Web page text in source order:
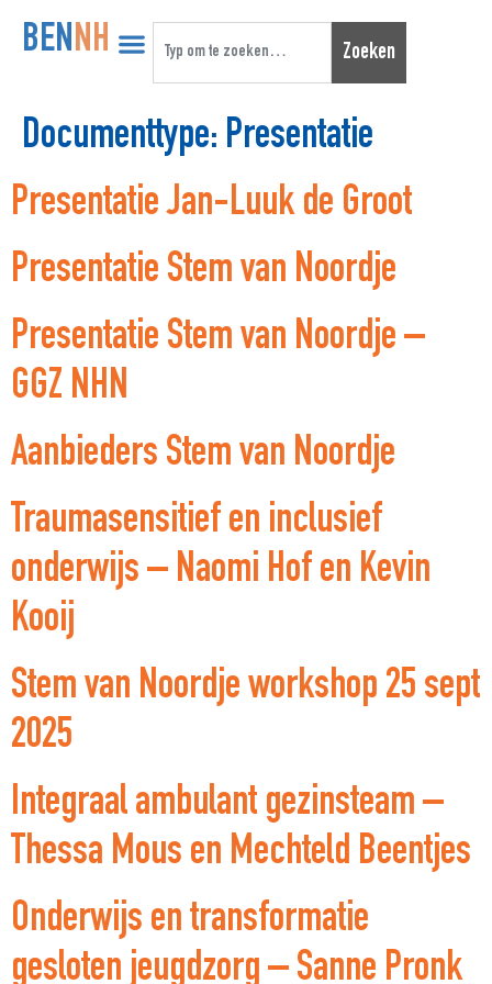
BENNH Zoeken
Documenttype: Presentatie
Presentatie Jan-Luuk de Groot
Presentatie Stem van Noordje
Presentatie Stem van Noordje –
GGZ NHN
Aanbieders Stem van Noordje
Traumasensitief en inclusief
onderwijs – Naomi Hof en Kevin
Kooij
Stem van Noordje workshop 25 sept
2025
Integraal ambulant gezinsteam –
Thessa Mous en Mechteld Beentjes
Onderwijs en transformatie
gesloten jeugdzorg – Sanne Pronk